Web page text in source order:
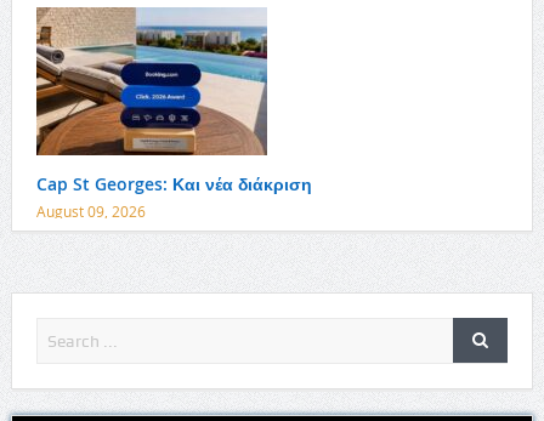
Cap St Georges: Και νέα διάκριση
August 09, 2026